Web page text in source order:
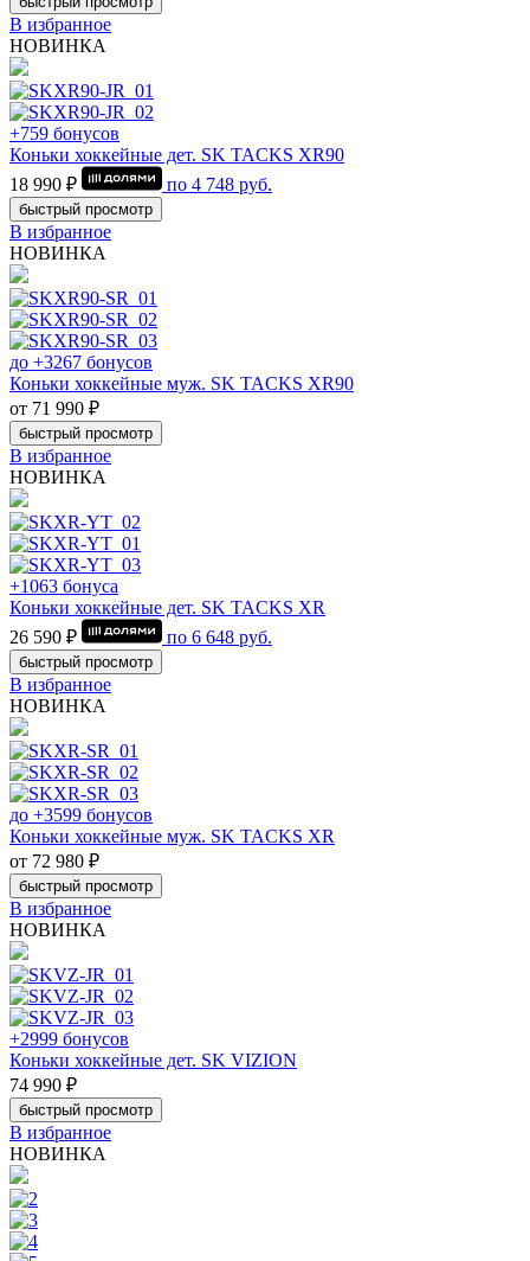
В избранное
НОВИНКА
+759 бонусов
Коньки хоккейные дет. SK TACKS XR90
18 990 ₽
по 4 748 руб.
быстрый просмотр
В избранное
НОВИНКА
до +3267 бонусов
Коньки хоккейные муж. SK TACKS XR90
от 71 990 ₽
быстрый просмотр
В избранное
НОВИНКА
+1063 бонуса
Коньки хоккейные дет. SK TACKS XR
26 590 ₽
по 6 648 руб.
быстрый просмотр
В избранное
НОВИНКА
до +3599 бонусов
Коньки хоккейные муж. SK TACKS XR
от 72 980 ₽
быстрый просмотр
В избранное
НОВИНКА
+2999 бонусов
Коньки хоккейные дет. SK VIZION
74 990 ₽
быстрый просмотр
В избранное
НОВИНКА